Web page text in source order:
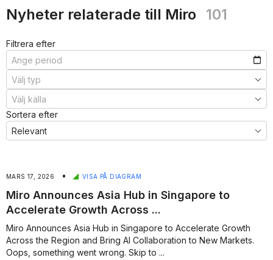
Nyheter relaterade till Miro 101
Filtrera efter
Sortera efter
MARS 17, 2026 • VISA PÅ DIAGRAM
Miro Announces Asia Hub in Singapore to
Accelerate Growth Across ...
Miro Announces Asia Hub in Singapore to Accelerate Growth
Across the Region and Bring AI Collaboration to New Markets.
Oops, something went wrong. Skip to ...